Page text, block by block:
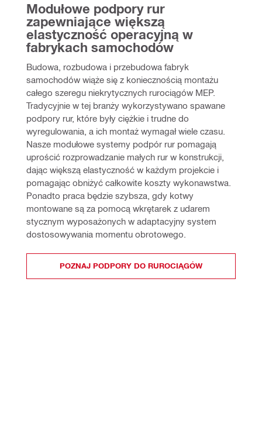
Modułowe podpory rur
zapewniające większą
elastyczność operacyjną w
fabrykach samochodów
Budowa, rozbudowa i przebudowa fabryk
samochodów wiąże się z koniecznością montażu
całego szeregu niekrytycznych rurociągów MEP.
Tradycyjnie w tej branży wykorzystywano spawane
podpory rur, które były ciężkie i trudne do
wyregulowania, a ich montaż wymagał wiele czasu.
Nasze modułowe systemy podpór rur pomagają
uprościć rozprowadzanie małych rur w konstrukcji,
dając większą elastyczność w każdym projekcie i
pomagając obniżyć całkowite koszty wykonawstwa.
Ponadto praca będzie szybsza, gdy kotwy
montowane są za pomocą wkrętarek z udarem
stycznym wyposażonych w adaptacyjny system
dostosowywania momentu obrotowego.
POZNAJ PODPORY DO RUROCIĄGÓW